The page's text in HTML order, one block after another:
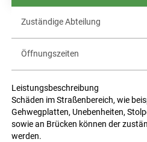
Zuständige Abteilung
Öffnungszeiten
Leistungsbeschreibung
Schäden im Straßenbereich, wie
Gehwegplatten, Unebenheiten,
sowie an Brücken können der
werden.